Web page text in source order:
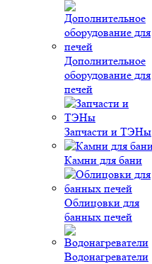
Дополнительное
оборудование для
печей
Запчасти и ТЭНы
Камни для бани
Облицовки для
банных печей
Водонагреватели